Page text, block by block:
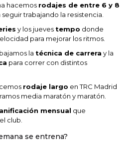
hacemos rodajes de entre 6 y 8
seguir trabajando la resistencia.
y los jueves tempo donde
para mejorar los ritmos.
la técnica de carrera y la
para correr con distintos
rodaje largo en TRC Madrid
media maratón y maratón.
mensual que
club.
se entrena?